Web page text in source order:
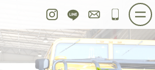
Instagram
LINE お問い合わせ
048-
情報 ご購入プラン
販売 買取＆オーダー